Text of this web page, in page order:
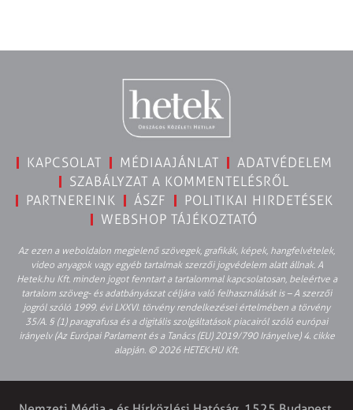
KAPCSOLAT MÉDIAAJÁNLAT
ADATVÉDELEM
SZABÁLYZAT A KOMMENTELÉSRŐL
PARTNEREINK
ÁSZF
POLITIKAI HIRDETÉSEK
WEBSHOP TÁJÉKOZTATÓ
Az ezen a weboldalon megjelenő szövegek, grafikák, képek, hangfelvételek,
video anyagok vagy egyéb tartalmak szerzői jogvédelem alatt állnak. A
Hetek.hu Kft. minden jogot fenntart a tartalommal kapcsolatosan, beleértve a
tartalom szöveg- és adatbányászat céljára való felhasználását is – A szerzői
jogról szóló 1999. évi LXXVI. törvény rendelkezései értelmében a törvény
35/A. § (1) paragrafusa és a digitális szolgáltatások piacairól szóló európai
irányelv (Az Európai Parlament és a Tanács (EU) 2019/790 Irányelve) 4. cikke
alapján. © 2026 HETEK.HU Kft.